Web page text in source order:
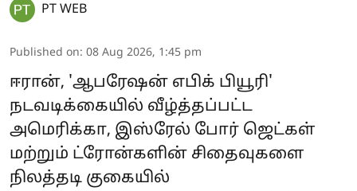
PT WEB
Published on: 08 Aug 2026, 1:45 pm
ஈரான், 'ஆபரேஷன் எபிக் பியூரி'
நடவடிக்கையில் வீழ்த்தப்பட்ட
அமெரிக்கா, இஸ்ரேல் போர் ஜெட்கள்
மற்றும் ட்ரோன்களின் சிதைவுகளை
நிலத்தடி குகையில்